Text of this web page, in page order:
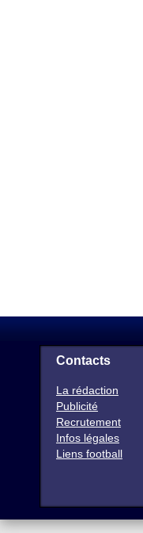
Contacts
La rédaction
Publicité
Recrutement
Infos légales
Liens football